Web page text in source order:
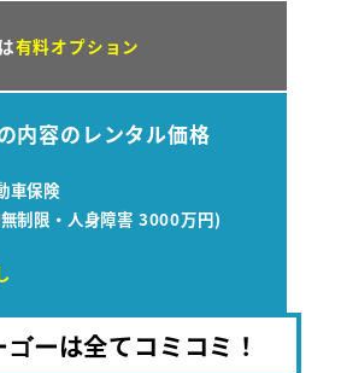
有料オプション
内容のレンタル価格
車保険
制限・人身障害 3000万円)
ゴーは全てコミコミ！